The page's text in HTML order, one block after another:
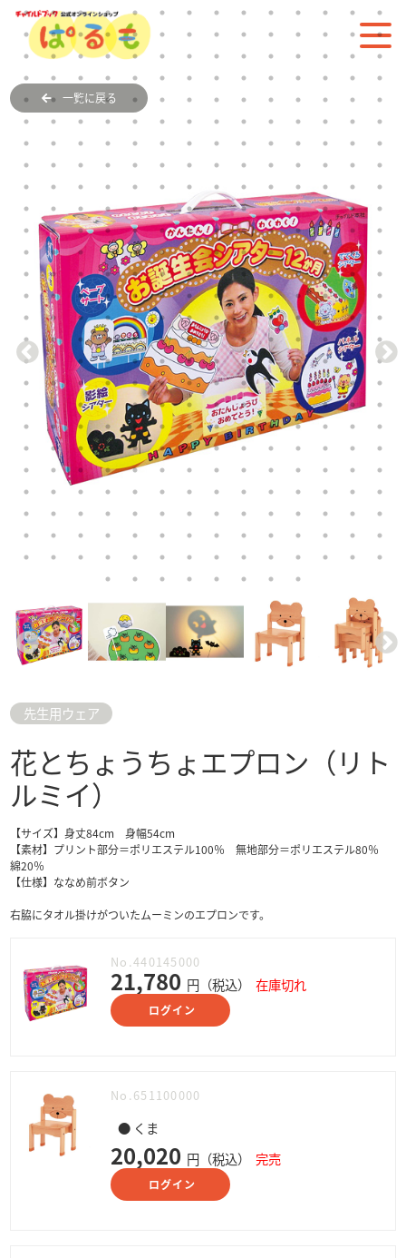
一覧に戻る
先生用ウェア
花とちょうちょエプロン（リト
ルミイ）
【サイズ】身丈84cm 身幅54cm
【素材】プリント部分＝ポリエステル100％ 無地部分＝ポリエステル80％
綿20％
【仕様】ななめ前ボタン
右脇にタオル掛けがついたムーミンのエプロンです。
No.440145000
21,780 円（税込） 在庫切れ
ログイン
No.651100000
● くま
20,020 円（税込） 完売
ログイン